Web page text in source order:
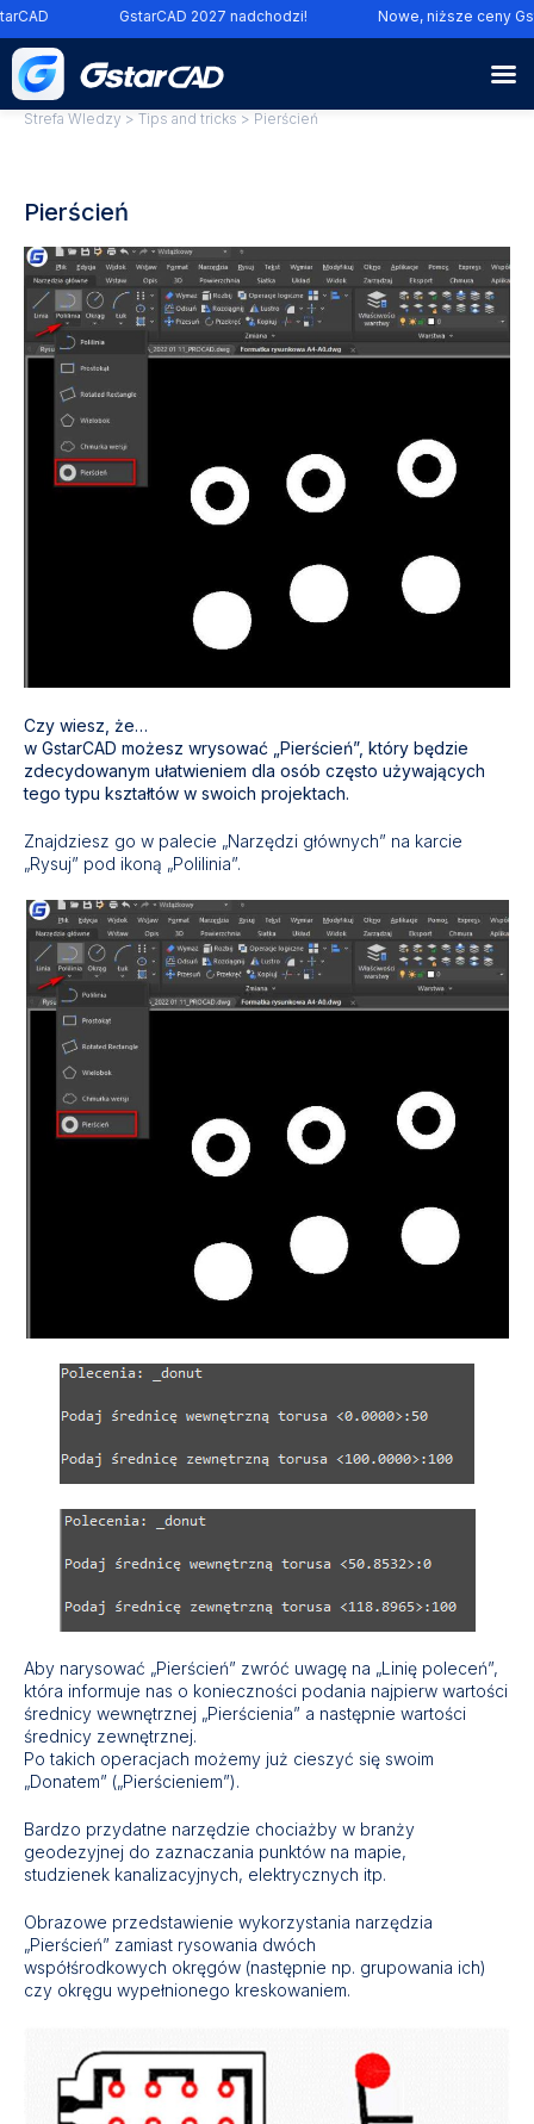
GstarCAD 2027 nadchodzi! Nowe, niższe ceny
Strefa WIedzy > Tips and tricks > Pierścień
Pierścień
Czy wiesz, że…
w GstarCAD możesz wrysować „Pierścień”, który będzie
zdecydowanym ułatwieniem dla osób często używających
tego typu kształtów w swoich projektach.
Znajdziesz go w palecie „Narzędzi głównych” na karcie
„Rysuj” pod ikoną „Polilinia”.
Aby narysować „Pierścień” zwróć uwagę na „Linię poleceń”,
która informuje nas o konieczności podania najpierw wartości
średnicy wewnętrznej „Pierścienia” a następnie wartości
średnicy zewnętrznej.
Po takich operacjach możemy już cieszyć się swoim
„Donatem” („Pierścieniem”).
Bardzo przydatne narzędzie chociażby w branży
geodezyjnej do zaznaczania punktów na mapie,
studzienek kanalizacyjnych, elektrycznych itp.
Obrazowe przedstawienie wykorzystania narzędzia
„Pierścień” zamiast rysowania dwóch
współśrodkowych okręgów (następnie np. grupowania ich)
czy okręgu wypełnionego kreskowaniem.